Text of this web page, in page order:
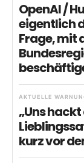
OpenAI /
eigentlich
Frage, mit
AKTUELLE
„Uns hackt
kurz vor